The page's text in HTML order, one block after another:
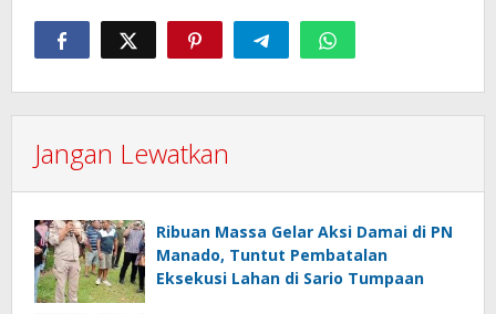
Jangan Lewatkan
Ribuan Massa Gelar Aksi Damai di PN
Manado, Tuntut Pembatalan
Eksekusi Lahan di Sario Tumpaan